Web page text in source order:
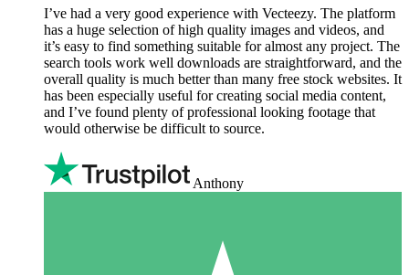
I’ve had a very good experience with Vecteezy. The platform
has a huge selection of high quality images and videos, and
it’s easy to find something suitable for almost any project. The
search tools work well downloads are straightforward, and the
overall quality is much better than many free stock websites. It
has been especially useful for creating social media content,
and I’ve found plenty of professional looking footage that
would otherwise be difficult to source.
Anthony